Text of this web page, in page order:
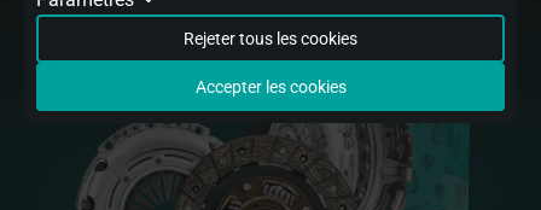
leurs expériences sur notre site web. Nous utilisons ces données pour corriger
Suivi de conversion
Nous stockerons des données sur le moment où vous effectuez certaines
actions sur notre site web pour mieux comprendre comment vous l'utilisez.
Nous utilisons ces données pour améliorer votre expérience avec notre site.
Automatisation marketing
Rejeter tous les cookies
Accepter les cookies